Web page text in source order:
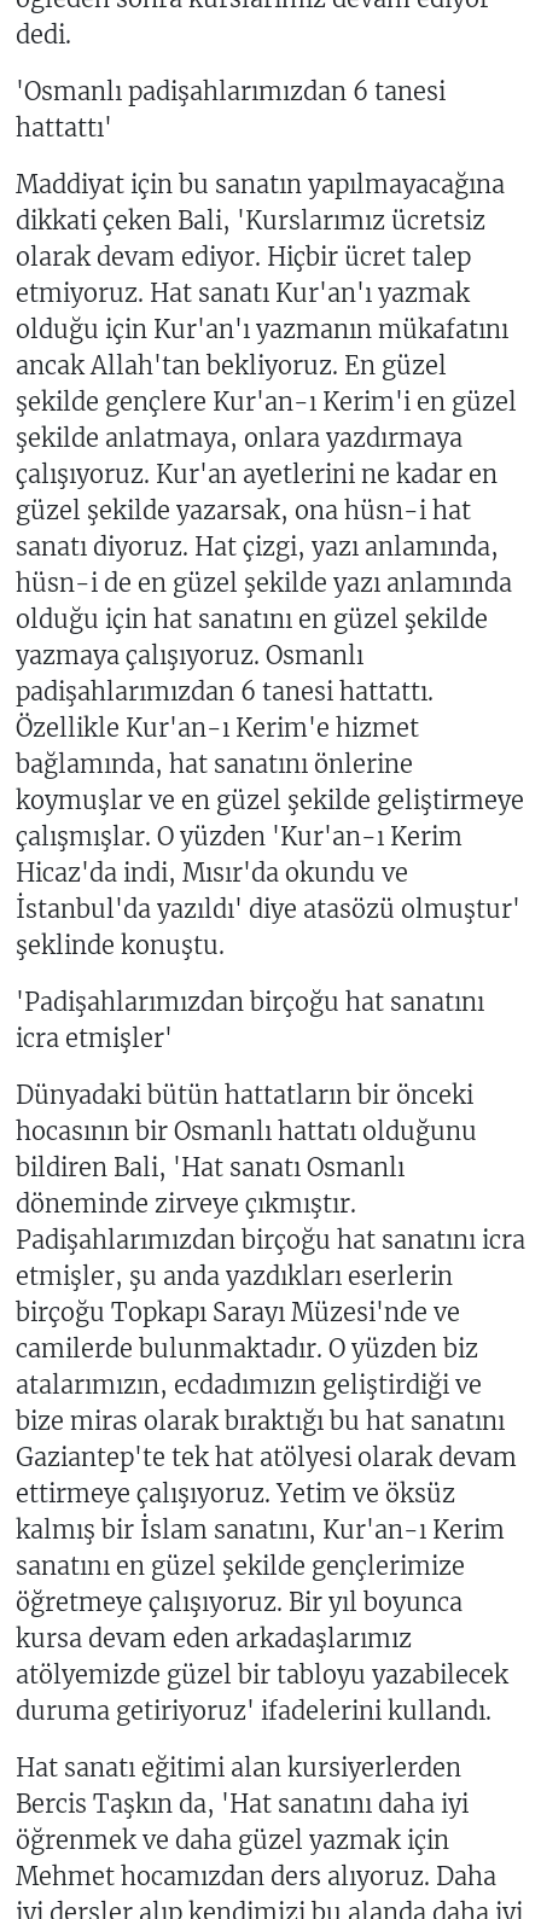
dedi.
'Osmanlı padişahlarımızdan 6 tanesi
hattattı'
Maddiyat için bu sanatın yapılmayacağına
dikkati çeken Bali, 'Kurslarımız ücretsiz
olarak devam ediyor. Hiçbir ücret talep
etmiyoruz. Hat sanatı Kur'an'ı yazmak
olduğu için Kur'an'ı yazmanın mükafatını
ancak Allah'tan bekliyoruz. En güzel
şekilde gençlere Kur'an-ı Kerim'i en güzel
şekilde anlatmaya, onlara yazdırmaya
çalışıyoruz. Kur'an ayetlerini ne kadar en
güzel şekilde yazarsak, ona hüsn-i hat
sanatı diyoruz. Hat çizgi, yazı anlamında,
hüsn-i de en güzel şekilde yazı anlamında
olduğu için hat sanatını en güzel şekilde
yazmaya çalışıyoruz. Osmanlı
padişahlarımızdan 6 tanesi hattattı.
Özellikle Kur'an-ı Kerim'e hizmet
bağlamında, hat sanatını önlerine
koymuşlar ve en güzel şekilde geliştirmeye
çalışmışlar. O yüzden 'Kur'an-ı Kerim
Hicaz'da indi, Mısır'da okundu ve
İstanbul'da yazıldı' diye atasözü olmuştur'
şeklinde konuştu.
'Padişahlarımızdan birçoğu hat sanatını
icra etmişler'
Dünyadaki bütün hattatların bir önceki
hocasının bir Osmanlı hattatı olduğunu
bildiren Bali, 'Hat sanatı Osmanlı
döneminde zirveye çıkmıştır.
Padişahlarımızdan birçoğu hat sanatını icra
etmişler, şu anda yazdıkları eserlerin
birçoğu Topkapı Sarayı Müzesi'nde ve
camilerde bulunmaktadır. O yüzden biz
atalarımızın, ecdadımızın geliştirdiği ve
bize miras olarak bıraktığı bu hat sanatını
Gaziantep'te tek hat atölyesi olarak devam
ettirmeye çalışıyoruz. Yetim ve öksüz
kalmış bir İslam sanatını, Kur'an-ı Kerim
sanatını en güzel şekilde gençlerimize
öğretmeye çalışıyoruz. Bir yıl boyunca
kursa devam eden arkadaşlarımız
atölyemizde güzel bir tabloyu yazabilecek
duruma getiriyoruz' ifadelerini kullandı.
Hat sanatı eğitimi alan kursiyerlerden
Bercis Taşkın da, 'Hat sanatını daha iyi
öğrenmek ve daha güzel yazmak için
Mehmet hocamızdan ders alıyoruz. Daha
iyi dersler alıp kendimizi bu alanda daha iyi